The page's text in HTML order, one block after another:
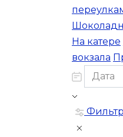
На катере
вокзала
Фильтр